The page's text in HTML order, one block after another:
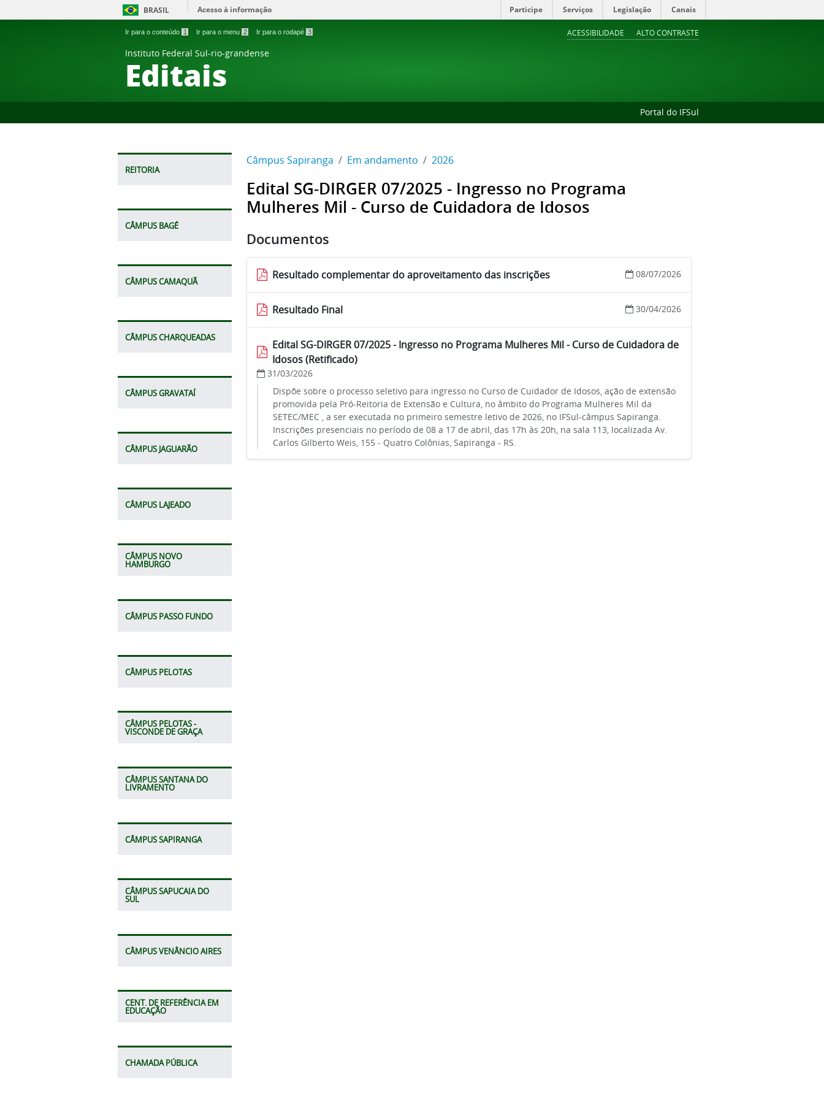
BRASIL Acesso à informação Participe Serviços Legislação Canais
Ir para o conteúdo 1 Ir para o menu 2 Ir para o rodapé 3 ACESSIBILIDADE ALTO CONTRASTE
Instituto Federal Sul-rio-grandense
Editais
Portal do IFSul
REITORIA
CÂMPUS BAGÉ
CÂMPUS CAMAQUÃ
CÂMPUS CHARQUEADAS
CÂMPUS GRAVATAÍ
CÂMPUS JAGUARÃO
CÂMPUS LAJEADO
CÂMPUS NOVO
HAMBURGO
CÂMPUS PASSO FUNDO
CÂMPUS PELOTAS
CÂMPUS PELOTAS -
VISCONDE DE GRAÇA
CÂMPUS SANTANA DO
LIVRAMENTO
CÂMPUS SAPIRANGA
CÂMPUS SAPUCAIA DO
SUL
CÂMPUS VENÂNCIO AIRES
CENT. DE REFERÊNCIA EM
EDUCAÇÃO
CHAMADA PÚBLICA
Câmpus Sapiranga Em andamento 2026
Edital SG-DIRGER 07/2025 - Ingresso no Programa
Mulheres Mil - Curso de Cuidadora de Idosos
Documentos
Resultado complementar do aproveitamento das inscrições 08/07/2026
Resultado Final 30/04/2026
Edital SG-DIRGER 07/2025 - Ingresso no Programa Mulheres Mil - Curso de Cuidadora de
Idosos (Retificado)
31/03/2026
Dispõe sobre o processo seletivo para ingresso no Curso de Cuidador de Idosos, ação de extensão
promovida pela Pró-Reitoria de Extensão e Cultura, no âmbito do Programa Mulheres Mil da
SETEC/MEC , a ser executada no primeiro semestre letivo de 2026, no IFSul-câmpus Sapiranga.
Inscrições presenciais no período de 08 a 17 de abril, das 17h às 20h, na sala 113, localizada Av.
Carlos Gilberto Weis, 155 - Quatro Colônias, Sapiranga - RS.